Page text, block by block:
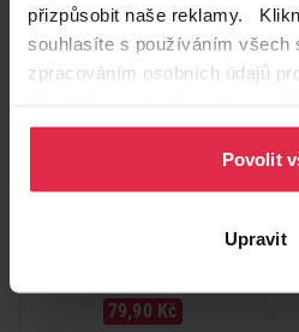
přizpůsobit naše reklamy.
souhlasíte s používáním všech
zpracováním osobních údajů
osobních údajů.
Povolit
Upravit
načítám
Garance ceny
Ria Normal tampony 32 ks
79,90 Kč